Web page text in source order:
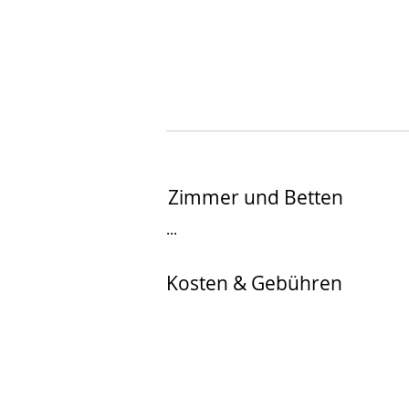
Zimmer und Betten
...
Kosten & Gebühren